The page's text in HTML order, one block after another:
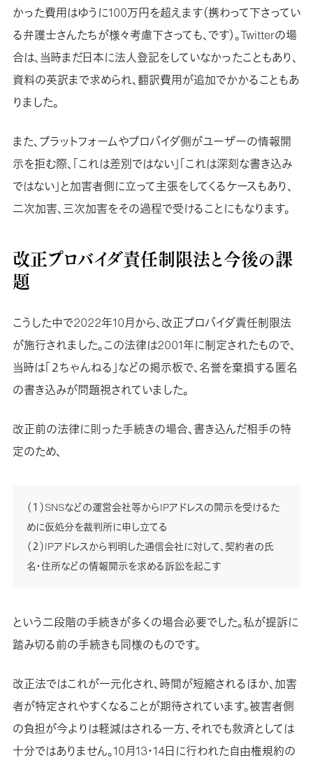
かった費用はゆうに100万円を超えます（携わって下さってい
る弁護士さんたちが様々考慮下さっても、です）。Twitterの場
合は、当時まだ日本に法人登記をしていなかったこともあり、
資料の英訳まで求められ、翻訳費用が追加でかかることもあ
りました。
また、プラットフォームやプロバイダ側がユーザーの情報開
示を拒む際、「これは差別ではない」「これは深刻な書き込み
ではない」と加害者側に立って主張をしてくるケースもあり、
二次加害、三次加害をその過程で受けることにもなります。
改正プロバイダ責任制限法と今後の課
題
こうした中で2022年10月から、改正プロバイダ責任制限法
が施行されました。この法律は2001年に制定されたもので、
当時は「２ちゃんねる」などの掲示板で、名誉を棄損する匿名
の書き込みが問題視されていました。
改正前の法律に則った手続きの場合、書き込んだ相手の特
定のため、
（１）SNSなどの運営会社等からIPアドレスの開示を受けるた
めに仮処分を裁判所に申し立てる
（２）IPアドレスから判明した通信会社に対して、契約者の氏
名・住所などの情報開示を求める訴訟を起こす
という二段階の手続きが多くの場合必要でした。私が提訴に
踏み切る前の手続きも同様のものです。
改正法ではこれが一元化され、時間が短縮されるほか、加害
者が特定されやすくなることが期待されています。被害者側
の負担が今よりは軽減はされる一方、それでも救済としては
十分ではありません。10月13・14日に行われた自由権規約の